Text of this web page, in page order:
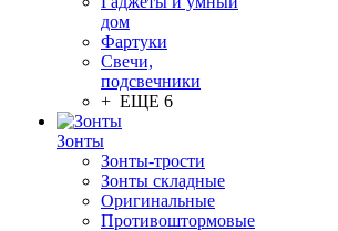
дом
Фартуки
Свечи,
подсвечники
+ ЕЩЕ 6
Зонты
Зонты-трости
Зонты складные
Оригинальные
Противоштормовые